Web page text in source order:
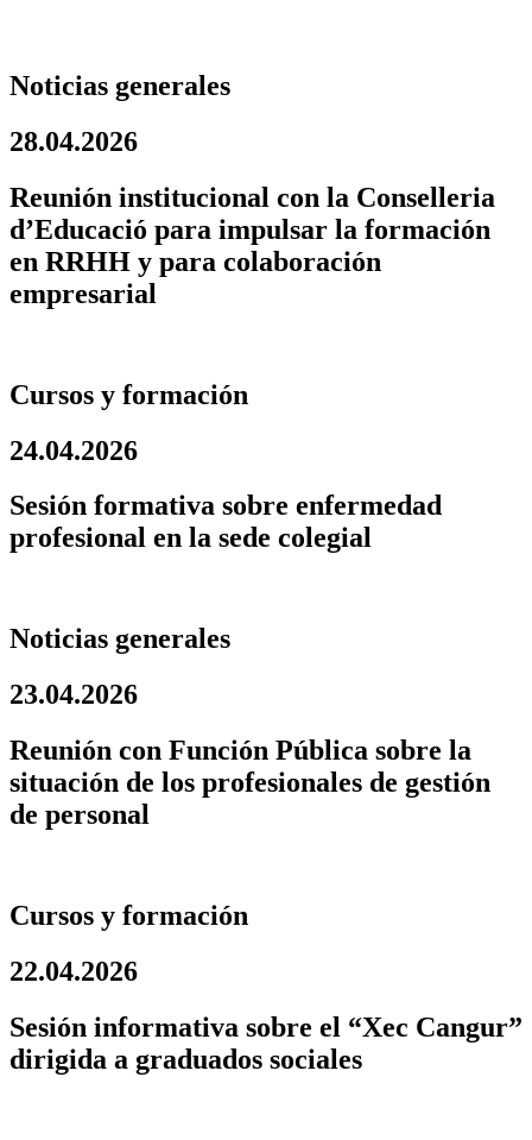
Noticias generales
28.04.2026
Reunión institucional con la Conselleria
d’Educació para impulsar la formación
en RRHH y para colaboración
empresarial
Cursos y formación
24.04.2026
Sesión formativa sobre enfermedad
profesional en la sede colegial
Noticias generales
23.04.2026
Reunión con Función Pública sobre la
situación de los profesionales de gestión
de personal
Cursos y formación
22.04.2026
Sesión informativa sobre el “Xec Cangur”
dirigida a graduados sociales